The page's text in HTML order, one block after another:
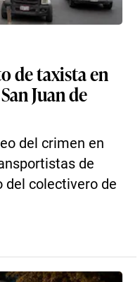
de taxista en
Juan de
del crimen en
de
del colectivero de